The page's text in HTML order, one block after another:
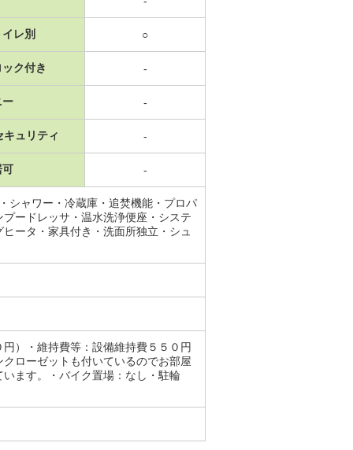
レ別 ○
ク付き -
ー -
キュリティ -
可 -
シャワー・冷蔵庫・追焚機能・プロパ
ードレッサ・温水洗浄便座・システ
ータ・家具付き・洗面所独立・シュ
）・維持費等：設備維持費５５０円
ローゼットも付いているのでお部屋
ます。・バイク置場：なし・駐輪